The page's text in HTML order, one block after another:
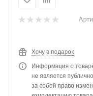
Хочу в подарок
Информация о
не является
за собой право